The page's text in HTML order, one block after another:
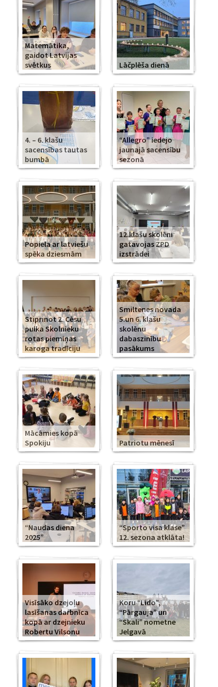
Matemātika,
gaidot Latvijas
svētkus
Lāčplēša dienā
4. – 6. klašu
sacensības tautas
bumbā
“Allegro” iedejo
jaunajā sacensību
sezonā
Popiela ar latviešu
spēka dziesmām
12.klašu skolēni
gatavojas ZPD
izstrādei
Stiprinot 2. Cēsu
pulka Skolnieku
rotas piemiņas
karoga tradīciju
Smiltenes novada
5.un 6. klašu
skolēnu
dabaszinību
pasākums
Mācāmies kopā
Spokiju
Patriotu mēnesī
“Naudas diena
2025”
“Sporto visa klase”
12. sezona atklāta!
Visīsāko dzejoļu
lasīšanas darbnīca
kopā ar dzejnieku
Robertu Vilsonu
Koru “Lido”,
“Pārgauja” un
“Skali” nometne
Jelgavā